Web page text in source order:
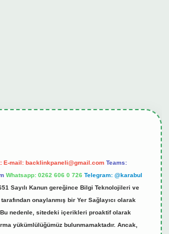
E-mail: backlinkpaneli@gmail.com Teams:
Whatsapp: 0262 606 0 726 Telegram: @karabul
Sayılı Kanun gereğince Bilgi Teknolojileri ve
onaylanmış bir Yer Sağlayıcı olarak
nedenle, sitedeki içerikleri proaktif olarak
yükümlülüğümüz bulunmamaktadır. Ancak,